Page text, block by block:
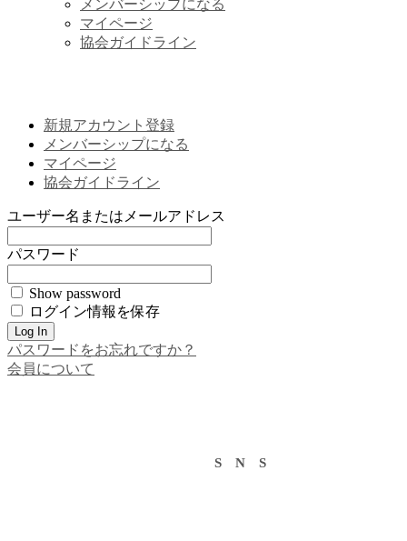
メンバーシップになる
マイページ
協会ガイドライン
新規アカウント登録
メンバーシップになる
マイページ
協会ガイドライン
ユーザー名またはメールアドレス
パスワード
Show password
ログイン情報を保存
パスワードをお忘れですか？
会員について
S N S